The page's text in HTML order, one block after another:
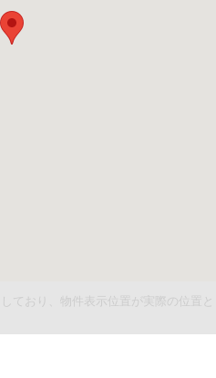
ており、物件表示位置が実際の位置と